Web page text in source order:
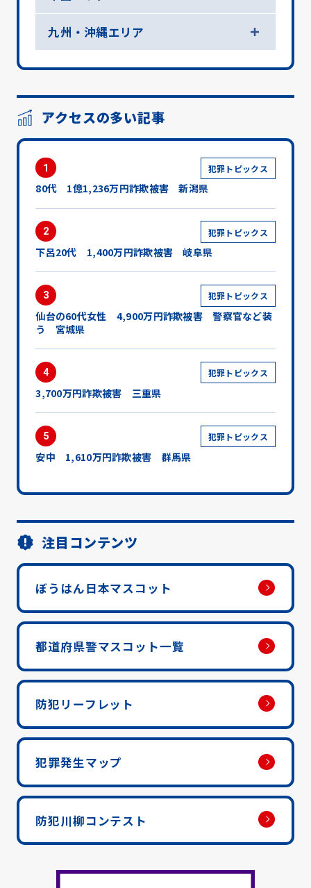
九州・沖縄エリア
アクセスの多い記事
1 犯罪トピックス
80代 1億1,236万円詐欺被害 新潟県
2 犯罪トピックス
下呂20代 1,400万円詐欺被害 岐阜県
3 犯罪トピックス
仙台の60代女性 4,900万円詐欺被害 警察官など装
う 宮城県
4 犯罪トピックス
3,700万円詐欺被害 三重県
5 犯罪トピックス
安中 1,610万円詐欺被害 群馬県
注目コンテンツ
ぼうはん日本マスコット
都道府県警マスコット一覧
防犯リーフレット
犯罪発生マップ
防犯川柳コンテスト